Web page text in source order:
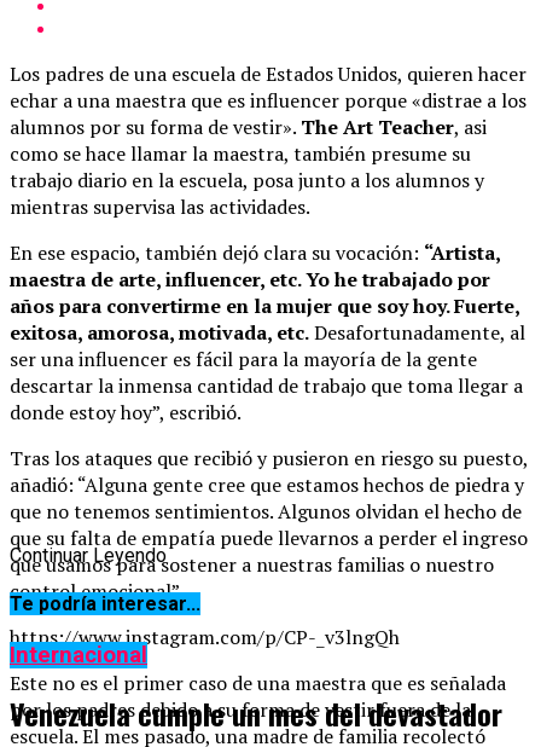
Los padres de una escuela de Estados Unidos, quieren hacer
echar a una maestra que es influencer porque «distrae a los
alumnos por su forma de vestir». The Art Teacher, asi
como se hace llamar la maestra, también presume su
trabajo diario en la escuela, posa junto a los alumnos y
mientras supervisa las actividades.
En ese espacio, también dejó clara su vocación: “Artista,
maestra de arte, influencer, etc. Yo he trabajado por
años para convertirme en la mujer que soy hoy. Fuerte,
exitosa, amorosa, motivada, etc.Desafortunadamente, al
ser una influencer es fácil para la mayoría de la gente
descartar la inmensa cantidad de trabajo que toma llegar a
donde estoy hoy”, escribió.
Tras los ataques que recibió y pusieron en riesgo su puesto,
añadió: “Alguna gente cree que estamos hechos de piedra y
que no tenemos sentimientos. Algunos olvidan el hecho de
que su falta de empatía puede llevarnos a perder el ingreso
que usamos para sostener a nuestras familias o nuestro
control emocional”.
https://www.instagram.com/p/CP-_v3lngQh
Este no es el primer caso de una maestra que es señalada
por los padres debido a su forma de vestir fuera de la
escuela. El mes pasado, una madre de familia recolectó
Continuar Leyendo
Te podría interesar...
Internacional
Venezuela cumple un mes del devastador